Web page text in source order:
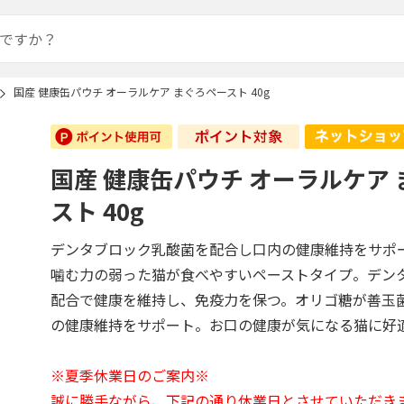
国産 健康缶パウチ オーラルケア まぐろペースト 40g
国産 健康缶パウチ オーラルケア
スト 40g
デンタブロック乳酸菌を配合し口内の健康維持をサポ
噛む力の弱った猫が食べやすいペーストタイプ。デン
配合で健康を維持し、免疫力を保つ。オリゴ糖が善玉
の健康維持をサポート。お口の健康が気になる猫に好
※夏季休業日のご案内※